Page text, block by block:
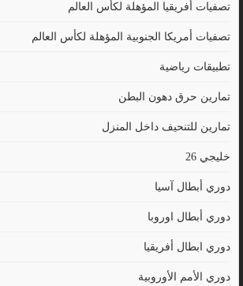
تصفيات أفريقيا المؤهلة لكأس العالم
تصفيات أمريكا الجنوبية المؤهلة لكأس العالم
تطبيقات رياضية
تمارين حرق دهون البطن
تمارين للتنحيف داخل المنزل
خليجي 26
دوري أبطال آسيا
دوري أبطال اوروبا
دوري ابطال أفريقيا
دوري الأمم الأوروبية